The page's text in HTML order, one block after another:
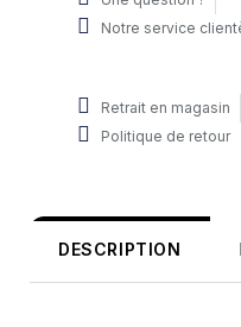
Notre service
Retrait en magasin
Politique de retour
DESCRIPTION